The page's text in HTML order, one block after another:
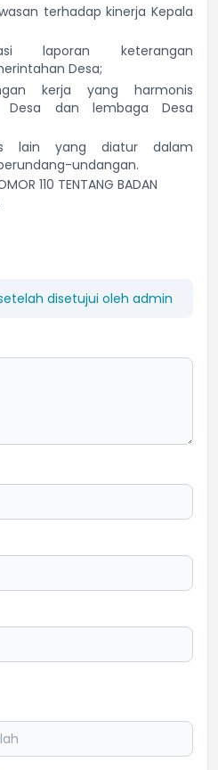
terhadap kinerja Kepala
laporan keterangan
Desa;
kerja yang harmonis
Desa dan lembaga Desa
lain yang diatur dalam
undangan.
110 TENTANG BADAN
disetujui oleh admin